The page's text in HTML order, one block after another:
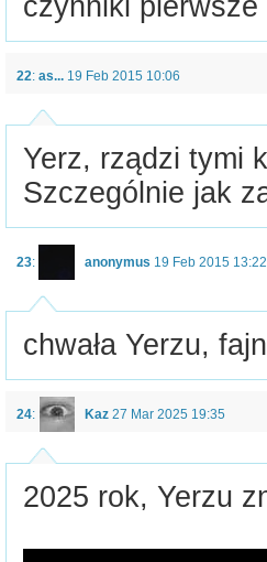
czynniki
22: as... 19 Feb 2015 10:06
Yerz, rządzi tymi
Szczególnie jak
23: anonymus 19 Feb 2015 13:22
chwała Yerzu,
24: Kaz 27 Mar 2025 19:35
2025 rok, Yerzu